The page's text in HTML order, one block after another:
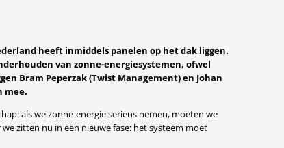
heeft inmiddels panelen op het dak liggen.
van zonne-energiesystemen, ofwel
Bram Peperzak (Twist Management) en Johan
mee.
als we zonne-energie serieus nemen, moeten we
zitten nu in een nieuwe fase: het systeem moet